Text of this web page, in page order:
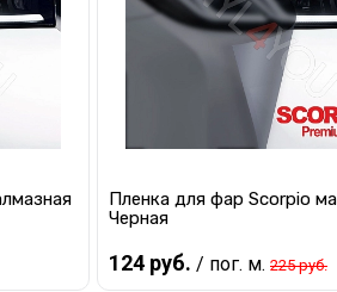
Пленка для фар Scorpio
Черная
124 руб. / пог. м. 225 руб.